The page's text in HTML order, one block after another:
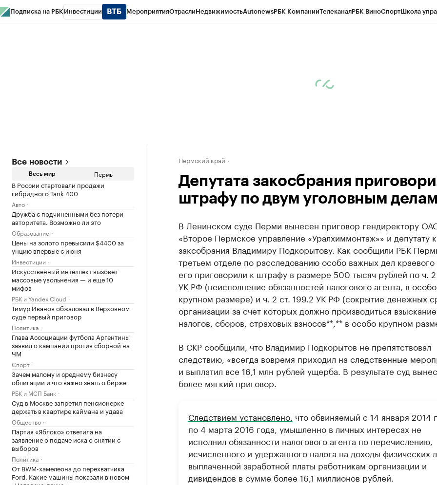
Подписка на РБК Инвестиции МероприятияОтраслиНедвижимостьAutonewsРБК КомпанииТелеканалРБК ВиноСпортШкола
Все новости
Весь мир Пермь
В России стартовали продажи
гибридного Tank 400
Авто
Дружба с подчиненными без потери
авторитета. Возможно ли это
Образование
Цены на золото превысили $4400 за
унцию впервые с июня
Инвестиции
Искусственный интеллект вызовет
массовые увольнения — и еще 10
мифов
РБК и Yandex Cloud
Тимур Иванов обжаловал в Верховном
суде первый приговор
Политика
Глава Ассоциации футбола Аргентины
заявил о кампании против сборной на
ЧМ
Спорт
Зачем малому и среднему бизнесу
облигации и что важно знать о бирже
РБК и МСП Банк
Суд в Москве запретил пенсионерке
держать в квартире каймана и удава
Общество
Партия «Яблоко» ответила на
заявление о подаче иска о снятии с
выборов
Политика
От BWM-хамелеона до перехватчика
Ford. Какие машины показали в новом
Пермский край
Депутата закосбрания
штрафу по двум уголовным делам
В Ленинском суде Перми вынесен приговор гендиректору
«Второе Пермское управление «Уралхиммонтаж»» и депутату
заксобрания Владимиру Подкорытову. Как сообщили РБК
третьем отделе по расследованию особо важных дел
его приговорили к штрафу в размере 500 тысяч рублей по ч. 2
УК РФ (неисполнение обязанностей налогового агента, в особо
крупном размере) и ч. 2 ст. 199.2 УК РФ (сокрытие денежных
организации за счет которых должно производиться взыскание
налогов, сборов, страховых взносов**,** в особо крупном
В СКР сообщили, что Владимир Подкорытов не препятствовал
следствию, «всегда вовремя приходил на следственные
и выплатил все 16,1 млн рублей ущерба. В результате суд
более мягкий приговор.
Следствием установлено, что обвиняемый с 14 января 2014
по 4 марта 2016 года, умышленно в личных интересах не
исполнил обязанности налогового агента по перечислению,
исчисленного и удержанного налога на доходы физических
выплаченной заработной платы работникам организации и
дивидендов в сумме более 16,1 миллионов рублей.